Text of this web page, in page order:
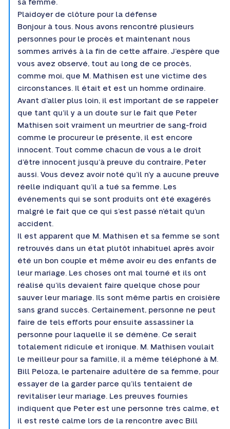
sa femme.
Plaidoyer de clôture pour la défense
Bonjour à tous. Nous avons rencontré plusieurs
personnes pour le procès et maintenant nous
sommes arrivés à la fin de cette affaire. J’espère que
vous avez observé, tout au long de ce procès,
comme moi, que M. Mathisen est une victime des
circonstances. Il était et est un homme ordinaire.
Avant d’aller plus loin, il est important de se rappeler
que tant qu’il y a un doute sur le fait que Peter
Mathisen soit vraiment un meurtrier de sang-froid
comme le procureur le présente, il est encore
innocent. Tout comme chacun de vous a le droit
d’être innocent jusqu’à preuve du contraire, Peter
aussi. Vous devez avoir noté qu’il n’y a aucune preuve
réelle indiquant qu’il a tué sa femme. Les
événements qui se sont produits ont été exagérés
malgré le fait que ce qui s’est passé n’était qu’un
accident.
Il est apparent que M. Mathisen et sa femme se sont
retrouvés dans un état plutôt inhabituel après avoir
été un bon couple et même avoir eu des enfants de
leur mariage. Les choses ont mal tourné et ils ont
réalisé qu’ils devaient faire quelque chose pour
sauver leur mariage. Ils sont même partis en croisière
sans grand succès. Certainement, personne ne peut
faire de tels efforts pour ensuite assassiner la
personne pour laquelle il se démène. Ce serait
totalement ridicule et ironique. M. Mathisen voulait
le meilleur pour sa famille, il a même téléphoné à M.
Bill Peloza, le partenaire adultère de sa femme, pour
essayer de la garder parce qu’ils tentaient de
revitaliser leur mariage. Les preuves fournies
indiquent que Peter est une personne très calme, et
il est resté calme lors de la rencontre avec Bill